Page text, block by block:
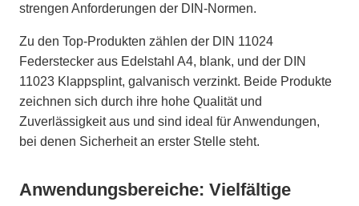
strengen Anforderungen der DIN-Normen.
Zu den Top-Produkten zählen der DIN 11024
Federstecker aus Edelstahl A4, blank, und der DIN
11023 Klappsplint, galvanisch verzinkt. Beide Produkte
zeichnen sich durch ihre hohe Qualität und
Zuverlässigkeit aus und sind ideal für Anwendungen,
bei denen Sicherheit an erster Stelle steht.
Anwendungsbereiche: Vielfältige